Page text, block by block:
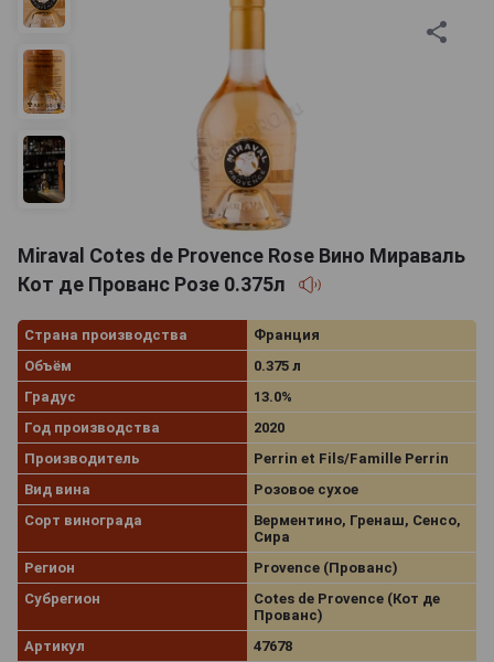
Miraval Cotes de Provence Rose Вино Мираваль
Кот де Прованс Розе 0.375л
Страна производства
Франция
Объём
0.375 л
Градус
13.0%
Год производства
2020
Производитель
Perrin et Fils/Famille Perrin
Вид вина
Розовое сухое
Сорт винограда
Верментино, Гренаш, Сенсо,
Сира
Регион
Provence (Прованс)
Субрегион
Cotes de Provence (Кот де
Прованс)
Артикул
47678